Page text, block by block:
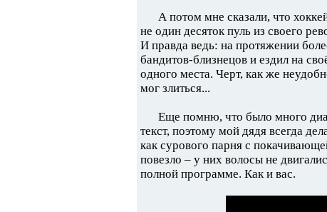
А потом мне сказали, что
не один десяток пуль из своего
И правда ведь: на протяжении
бандитов-близнецов и ездил на
одного места. Черт, как же
мог злиться...
Еще помню, что было много
текст, поэтому мой дядя всегда
как сурового парня с
повезло – у них волосы не
полной программе. Как и вас.